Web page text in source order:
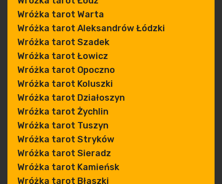
Wróżka tarot Warta
Wróżka tarot Aleksandrów Łódzki
Wróżka tarot Szadek
Wróżka tarot Łowicz
Wróżka tarot Opoczno
Wróżka tarot Koluszki
Wróżka tarot Działoszyn
Wróżka tarot Żychlin
Wróżka tarot Tuszyn
Wróżka tarot Stryków
Wróżka tarot Sieradz
Wróżka tarot Kamieńsk
Wróżka tarot Błaszki